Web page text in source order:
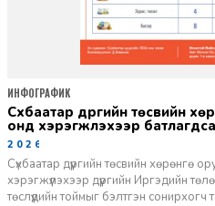
Сүхбаатар дүүргийн төсвийн хөрөнгө оруулалтаар 2026
онд хэрэгжүүлэхээр
2026-03-02
Сүхбаатар дүүргийн төсвийн хөрөнгө
хэрэгжүүлэхээр дүүргийн Иргэдийн
төслүүдийн тоймыг бэлтгэн
ИНФОГРАФИК